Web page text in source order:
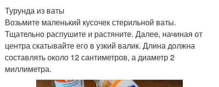
Турунда из ваты
Возьмите маленький кусочек стерильной ваты.
Тщательно распушите и растяните. Далее, начиная от
центра скатывайте его в узкий валик. Длина должна
составлять около 12 сантиметров, а диаметр 2
миллиметра.